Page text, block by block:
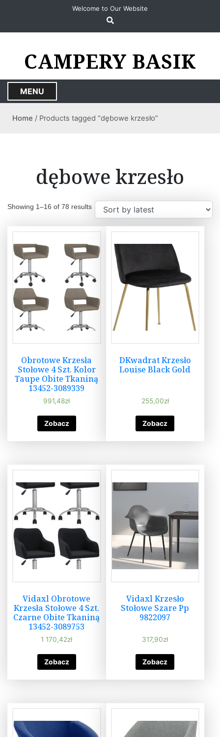
Welcome to Our Website
CAMPERY BASIK
MENU
Home / Products tagged “dębowe krzesło”
dębowe krzesło
Showing 1–16 of 78 results
Obrotowe Krzesła
Stołowe 4 Szt. Kolor
Taupe Obite Tkaniną
13452-3089339
991,48zł
Zobacz
DKwadrat Krzesło
Louise Black Gold
255,00zł
Zobacz
Vidaxl Obrotowe
Krzesła Stołowe 4 Szt.
Czarne Obite Tkaniną
13452-3089753
1 170,42zł
Zobacz
Vidaxl Krzesło
Stołowe Szare Pp
9822097
317,90zł
Zobacz